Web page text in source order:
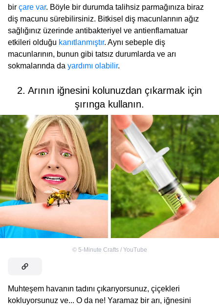
bir çare var. Böyle bir durumda talihsiz parmağınıza biraz
diş macunu sürebilirsiniz. Bitkisel diş macunlarının ağız
sağlığınız üzerinde antibakteriyel ve antienflamatuar
etkileri olduğu kanıtlanmıştır. Aynı sebeple diş
macunlarının, bunun gibi tatsız durumlarda ve arı
sokmalarında da yardımı olabilir.
2. Arının iğnesini kolunuzdan çıkarmak için
şırınga kullanın.
© 5-Minute Crafts / YouTube
Muhteşem havanın tadını çıkarıyorsunuz, çiçekleri
kokluyorsunuz ve... O da ne! Yaramaz bir arı, iğnesini